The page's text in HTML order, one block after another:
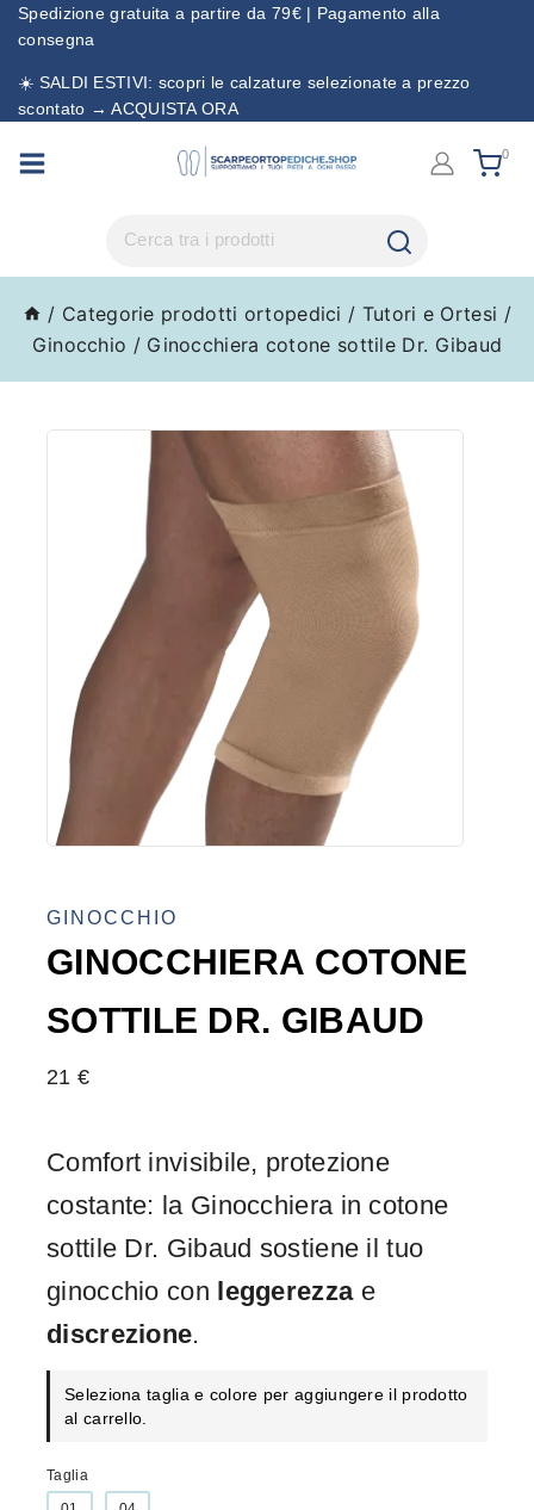
Spedizione gratuita a partire da 79€ | Pagamento alla
consegna
☀️ SALDI ESTIVI: scopri le calzature selezionate a prezzo
scontato → ACQUISTA ORA
0
/ Categorie prodotti ortopedici / Tutori e Ortesi /
Ginocchio / Ginocchiera cotone sottile Dr. Gibaud
GINOCCHIO
GINOCCHIERA COTONE
SOTTILE DR. GIBAUD
21 €
Comfort invisibile, protezione
costante: la Ginocchiera in cotone
sottile Dr. Gibaud sostiene il tuo
ginocchio con leggerezzae
discrezione.
Seleziona taglia e colore per aggiungere il prodotto
al carrello.
Taglia